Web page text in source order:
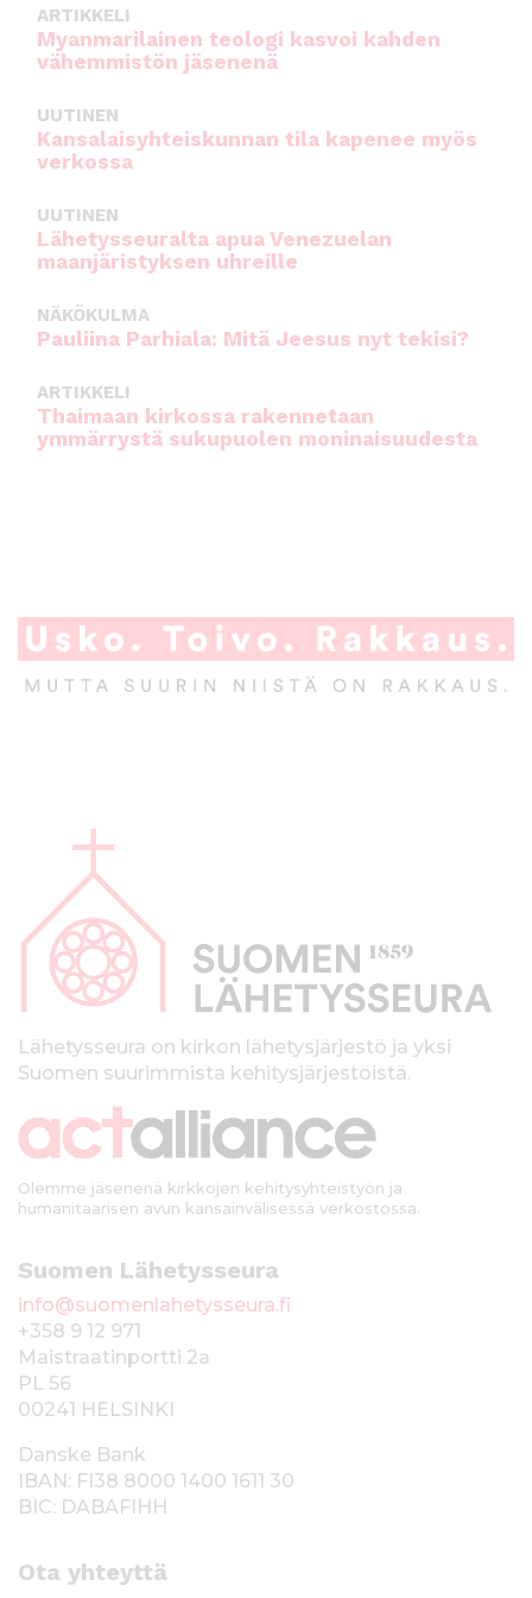
ARTIKKELI
Myanmarilainen teologi kasvoi kahden
vähemmistön jäsenenä
UUTINEN
Kansalaisyhteiskunnan tila kapenee myös
verkossa
UUTINEN
Lähetysseuralta apua Venezuelan
maanjäristyksen uhreille
NÄKÖKULMA
Pauliina Parhiala: Mitä Jeesus nyt tekisi?
ARTIKKELI
Thaimaan kirkossa rakennetaan
ymmärrystä sukupuolen moninaisuudesta
p
kLähetysseura on kirkon lähetysjärjestö ja yksi
Suomen suurimmista kehitysjärjestöistä.
Olemme jäsenenä kirkkojen kehitysyhteistyön ja
humanitaarisen avun kansainvälisessä verkostossa.
Suomen Lähetysseura
info@suomenlahetysseura.fi
+358 9 12 971
Maistraatinportti 2a
PL 56
00241 HELSINKI
Danske Bank
IBAN: FI38 8000 1400 1611 30
BIC: DABAFIHH
Ota yhteyttä